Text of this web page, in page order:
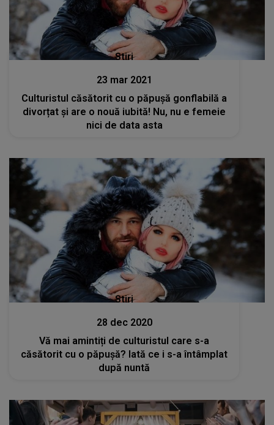
Stiri
23 mar 2021
Culturistul căsătorit cu o păpușă gonflabilă a
divorțat și are o nouă iubită! Nu, nu e femeie
nici de data asta
Stiri
28 dec 2020
Vă mai amintiți de culturistul care s-a
căsătorit cu o păpușă? Iată ce i s-a întâmplat
după nuntă